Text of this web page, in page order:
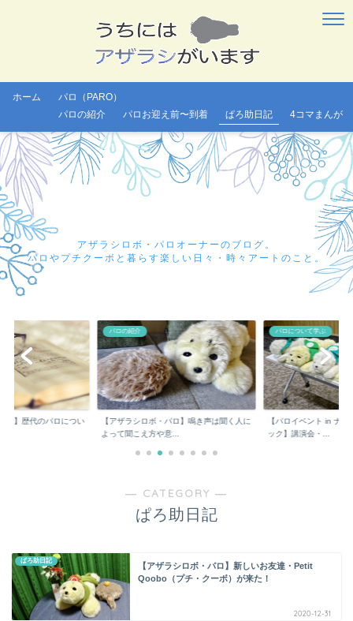
ホーム
パロ（PARO）
パロの紹介
パロお迎え前〜到着 ぱろ助日記 4コマまんが
アザラシロボ・パロオーナーのブログ。
パロやプチクーボと暮らす楽しい日々・時々アートのこと。
ロ】歴代のパロについ
パロの紹介
【アザラシロボ・パロ】鳴き声は聞く人に
よって聞こえ方や意...
パロについて学ぶ
【パロイベント in ナ
ック】講演会・...
― CATEGORY ―
ぱろ助日記
ぱろ助日記
【アザラシロボ・パロ】新しいお友達・Petit
Qoobo（プチ・クーボ）が来た！
2020-12-31